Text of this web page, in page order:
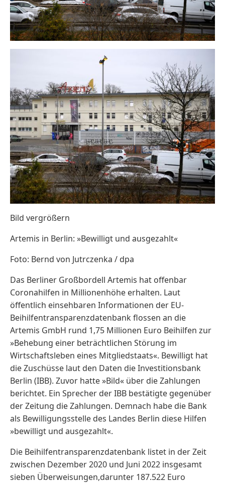
Bild vergrößern
Artemis in Berlin: »Bewilligt und ausgezahlt«
Foto: Bernd von Jutrczenka / dpa
Das Berliner Großbordell Artemis hat offenbar
Coronahilfen in Millionenhöhe erhalten. Laut
öffentlich einsehbaren Informationen der EU-
Beihilfentransparenzdatenbank flossen an die
Artemis GmbH rund 1,75 Millionen Euro Beihilfen zur
»Behebung einer beträchtlichen Störung im
Wirtschaftsleben eines Mitgliedstaats«. Bewilligt hat
die Zuschüsse laut den Daten die Investitionsbank
Berlin (IBB). Zuvor hatte »Bild« über die Zahlungen
berichtet. Ein Sprecher der IBB bestätigte gegenüber
der Zeitung die Zahlungen. Demnach habe die Bank
als Bewilligungsstelle des Landes Berlin diese Hilfen
»bewilligt und ausgezahlt«.
Die Beihilfentransparenzdatenbank listet in der Zeit
zwischen Dezember 2020 und Juni 2022 insgesamt
sieben Überweisungen,darunter 187.522 Euro